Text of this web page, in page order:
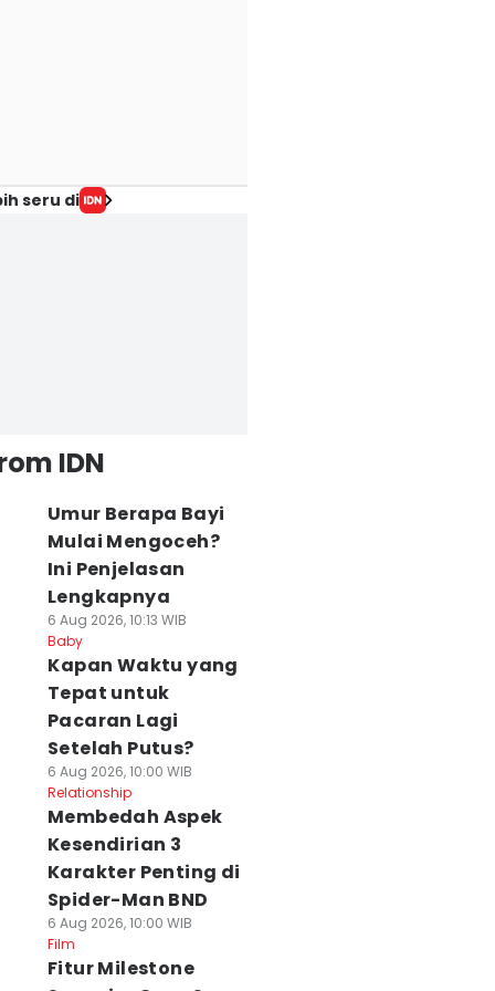
seru di
IDN
Umur Berapa Bayi
Mulai Mengoceh?
Ini Penjelasan
Lengkapnya
6 Aug 2026, 10:13 WIB
Baby
⁠Kapan Waktu yang
Tepat untuk
Pacaran Lagi
Setelah Putus?
6 Aug 2026, 10:00 WIB
Relationship
Membedah Aspek
Kesendirian 3
Karakter Penting di
Spider-Man BND
6 Aug 2026, 10:00 WIB
Film
Fitur Milestone